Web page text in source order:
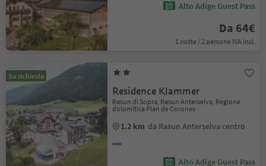
Alto Adige Guest Pass
Da 64€
1 notte / 2 persone IVA incl.
Su richiesta
Residence Klammer
Rasun di Sopra, Rasun Anterselva, Regione
dolomitica Plan de Corones
1.2 km da Rasun Anterselva centro
Alto Adige Guest Pass